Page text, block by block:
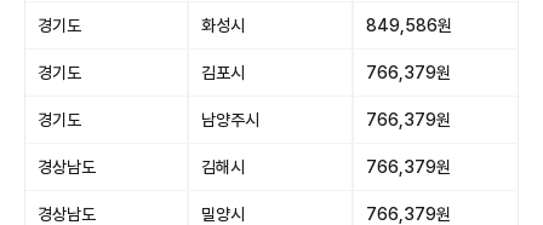
경기도 화성시 849,586원
경기도 김포시 766,379원
경기도 남양주시 766,379원
경상남도 김해시 766,379원
경상남도 밀양시 766,379원